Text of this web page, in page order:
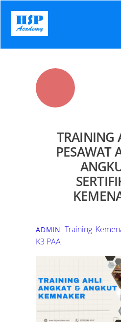
content
TRAINING
PESAWAT
ADMIN Training
K3 PAA